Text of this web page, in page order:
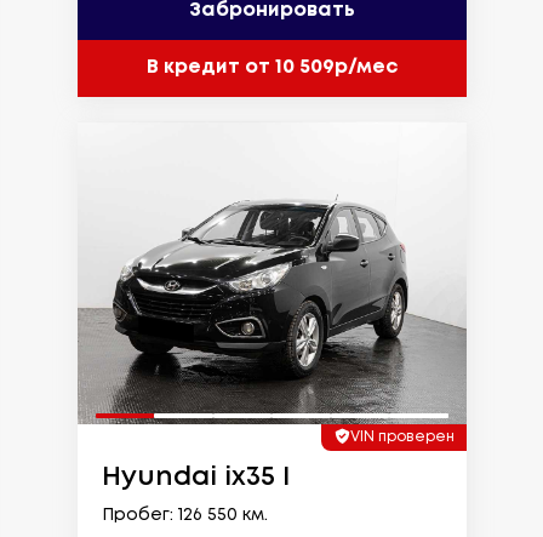
Забронировать
В кредит от 10 509р/мес
VIN проверен
Hyundai ix35 I
Пробег: 126 550 км.